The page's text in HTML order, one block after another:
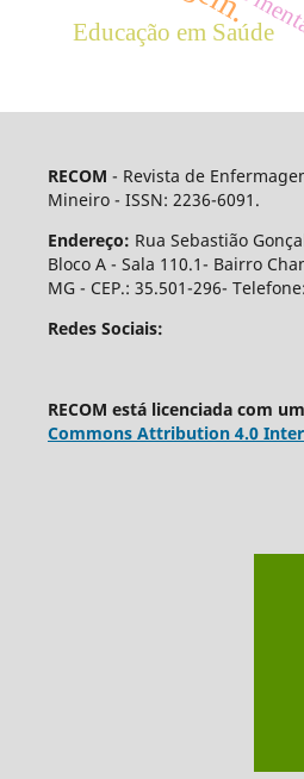
Educação em Saúde
RECOM - Revista de
Mineiro - ISSN: 2236-6091.
Endereço: Rua Sebastião
Bloco A - Sala 110.1- Bairro
MG - CEP.: 35.501-296-
Redes Sociais:
RECOM está licenciada com
Commons Attribution 4.0